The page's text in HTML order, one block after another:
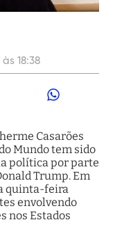
18:38
Casarões
Mundo tem sido
política por parte
Trump. Em
quinta-feira
envolvendo
nos Estados